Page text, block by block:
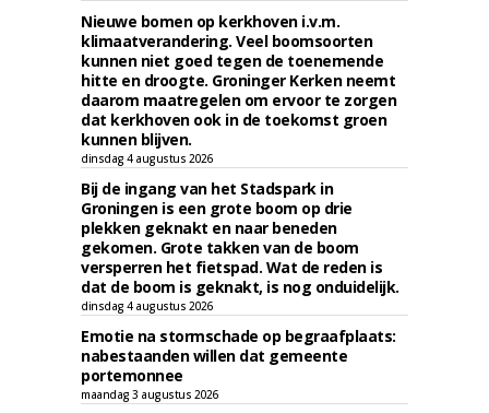
Nieuwe bomen op kerkhoven i.v.m.
klimaatverandering. Veel boomsoorten
kunnen niet goed tegen de toenemende
hitte en droogte. Groninger Kerken neemt
daarom maatregelen om ervoor te zorgen
dat kerkhoven ook in de toekomst groen
kunnen blijven.
dinsdag 4 augustus 2026
Bij de ingang van het Stadspark in
Groningen is een grote boom op drie
plekken geknakt en naar beneden
gekomen. Grote takken van de boom
versperren het fietspad. Wat de reden is
dat de boom is geknakt, is nog onduidelijk.
dinsdag 4 augustus 2026
Emotie na stormschade op begraafplaats:
nabestaanden willen dat gemeente
portemonnee
maandag 3 augustus 2026